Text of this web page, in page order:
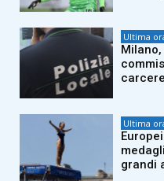
Ultima
Ultima
grandi